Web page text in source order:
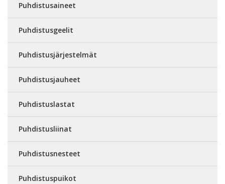
Puhdistusaineet
Puhdistusgeelit
Puhdistusjärjestelmät
Puhdistusjauheet
Puhdistuslastat
Puhdistusliinat
Puhdistusnesteet
Puhdistuspuikot